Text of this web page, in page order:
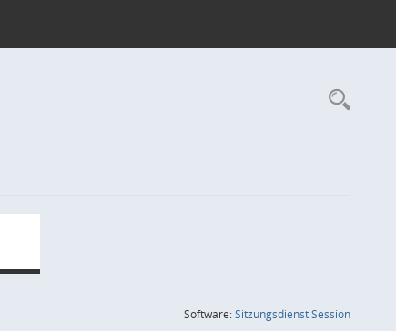
Software:SitzungsdienstSession(Wird in